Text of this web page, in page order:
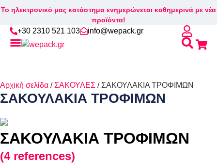
Το ηλεκτρονικό μας κατάστημα ενημερώνεται καθημερινά με νέα
προϊόντα!
+30 2310 521 103 info@wepack.gr
Αρχική σελίδα / ΣΑΚΟΥΛΕΣ / ΣΑΚΟΥΛΑΚΙΑ ΤΡΟΦΙΜΩΝ
ΣΑΚΟΥΛΑΚΙΑ ΤΡΟΦΙΜΩΝ
ΣΑΚΟΥΛΑΚΙΑ ΤΡΟΦΙΜΩΝ
(4 references)